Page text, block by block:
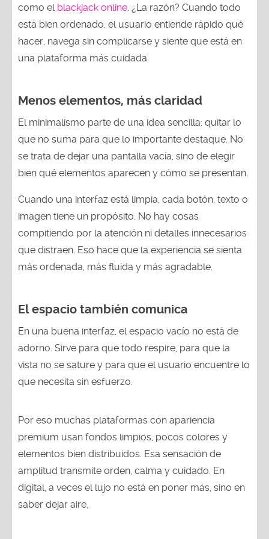
como el blackjack online. ¿La razón? Cuando todo
está bien ordenado, el usuario entiende rápido qué
hacer, navega sin complicarse y siente que está en
una plataforma más cuidada.
Menos elementos, más claridad
El minimalismo parte de una idea sencilla: quitar lo
que no suma para que lo importante destaque. No
se trata de dejar una pantalla vacía, sino de elegir
bien qué elementos aparecen y cómo se presentan.
Cuando una interfaz está limpia, cada botón, texto o
imagen tiene un propósito. No hay cosas
compitiendo por la atención ni detalles innecesarios
que distraen. Eso hace que la experiencia se sienta
más ordenada, más fluida y más agradable.
El espacio también comunica
En una buena interfaz, el espacio vacío no está de
adorno. Sirve para que todo respire, para que la
vista no se sature y para que el usuario encuentre lo
que necesita sin esfuerzo.
Por eso muchas plataformas con apariencia
premium usan fondos limpios, pocos colores y
elementos bien distribuidos. Esa sensación de
amplitud transmite orden, calma y cuidado. En
digital, a veces el lujo no está en poner más, sino en
saber dejar aire.